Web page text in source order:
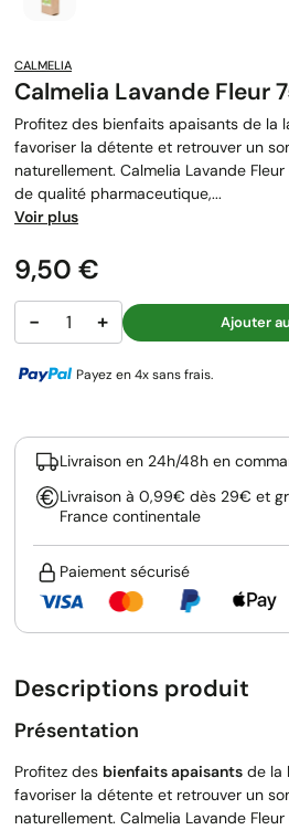
CALMELIA
Calmelia Lavande Fleur
Profitez des bienfaits apaisants de la
favoriser la détente et retrouver un
naturellement. Calmelia Lavande
de qualité pharmaceutique,...
Voir plus
Prix
9,50 €
− + Ajouter
Payez en 4x sans frais.
Livraison en 24h/48h en
Livraison à 0,99€ dès 29€ et
France continentale
Paiement sécurisé
Descriptions produit
Présentation
Profitez des bienfaits apaisants de la
favoriser la détente et retrouver un
naturellement. Calmelia Lavande